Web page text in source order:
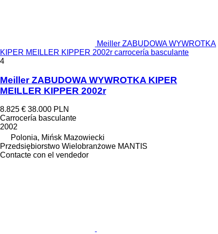
Meiller ZABUDOWA WYWROTKA
KIPER MEILLER KIPPER 2002r carrocería basculante
4
Meiller ZABUDOWA WYWROTKA KIPER
MEILLER KIPPER 2002r
8.825 € 38.000 PLN
Carrocería basculante
2002
Polonia, Mińsk Mazowiecki
Przedsiębiorstwo Wielobranżowe MANTIS
Contacte con el vendedor